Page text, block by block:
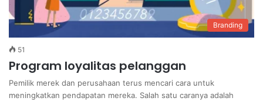
Branding
51
Program loyalitas pelanggan
Pemilik merek dan perusahaan terus mencari cara untuk
meningkatkan pendapatan mereka. Salah satu caranya adalah